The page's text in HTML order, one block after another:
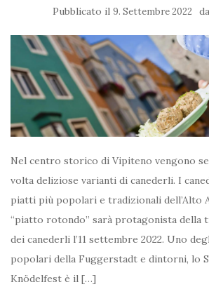
Pubblicato il 9. Settembre 2022 da
Nel centro storico di Vipiteno vengono
volta deliziose varianti di canederli. I
piatti più popolari e tradizionali dell’Alto
“piatto rotondo” sarà protagonista della
dei canederli l’11 settembre 2022. Uno
popolari della Fuggerstadt e dintorni, lo
Knödelfest è il […]